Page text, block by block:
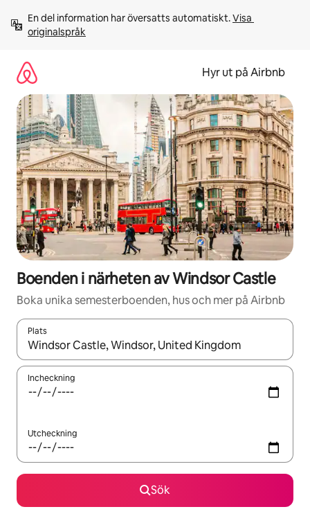
innehåll
En del information har översatts automatiskt. Visa
originalspråk
Hyr ut på Airbnb
Boenden i närheten av Windsor Castle
Boka unika semesterboenden, hus och mer på Airbnb
Plats
När resultaten är tillgängliga kan du navigera med upp- och
Incheckning
Utcheckning
Sök